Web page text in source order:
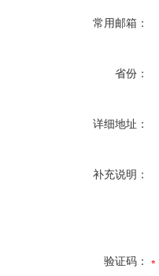
常用邮箱：
省份：
详细地址：
补充说明：
验证码：